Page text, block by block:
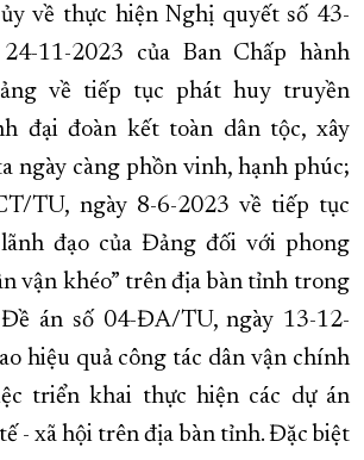
về thực hiện Nghị quyết số 43-
11-2023 của Ban Chấp hành
về tiếp tục phát huy truyền
đại đoàn kết toàn dân tộc, xây
ngày càng phồn vinh, hạnh phúc;
TU, ngày 8-6-2023 về tiếp tục
đạo của Đảng đối với phong
vận khéo” trên địa bàn tỉnh trong
án số 04-ĐA/TU, ngày 13-12-
hiệu quả công tác dân vận chính
triển khai thực hiện các dự án
- xã hội trên địa bàn tỉnh. Đặc biệt